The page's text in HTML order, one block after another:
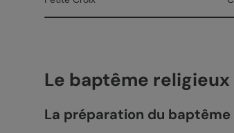
Le baptême religieux
La préparation du baptême